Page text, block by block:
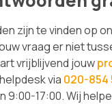
zijn te vinden op
vraag er niet
vrijblijvend jouw
via 020-854
9:00-17:00. Wij